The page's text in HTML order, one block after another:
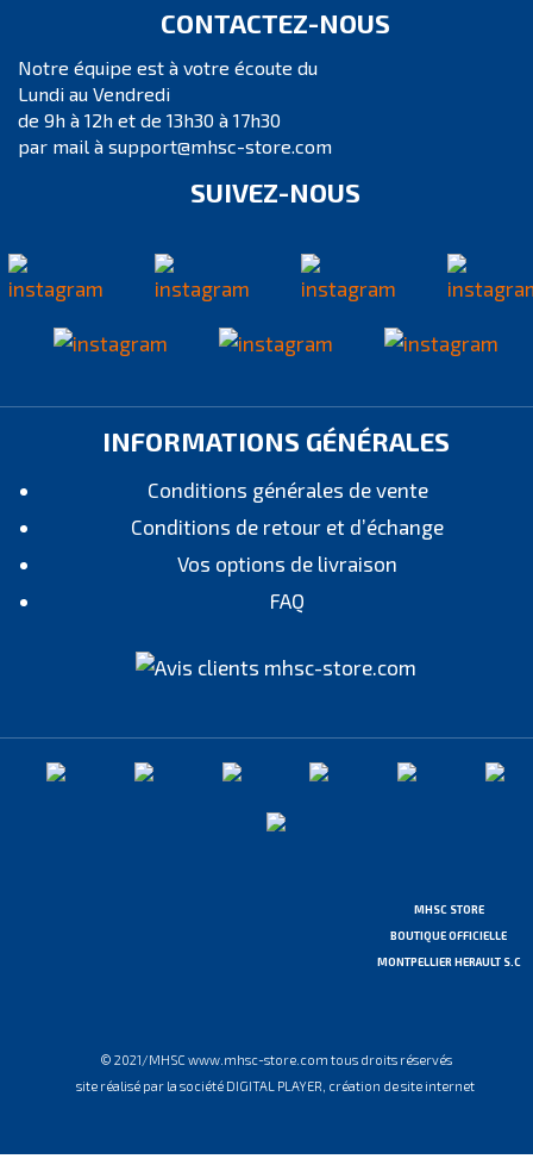
CONTACTEZ-NOUS
Notre équipe est à votre écoute du
Lundi au Vendredi
de 9h à 12h et de 13h30 à 17h30
par mail à support@mhsc-store.com
SUIVEZ-NOUS
INFORMATIONS GÉNÉRALES
Conditions générales de vente
Conditions de retour et d’échange
Vos options de livraison
FAQ
MHSC STORE
BOUTIQUE OFFICIELLE
MONTPELLIER HERAULT S.C
© 2021/MHSC www.mhsc-store.com tous droits réservés
site réalisé par la société DIGITAL PLAYER, création de site internet